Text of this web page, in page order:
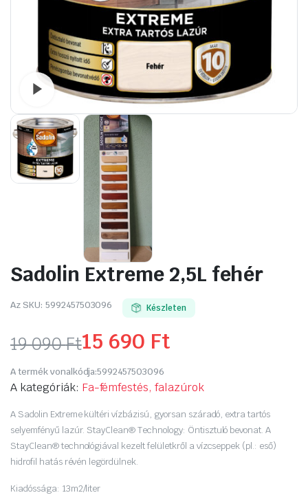
Watch video
Sadolin Extreme 2,5L fehér
Az SKU: 5992457503096 Készleten
19 090Ft
Original
price
was:
19
090 Ft.
15 690 Ft
Current
price
is:
15
690 Ft.
A termék vonalkódja:5992457503096
A kategóriák: Fa-fémfestés, falazúrok
A Sadolin Extreme kültéri vízbázisú, gyorsan száradó, extra tartós
selyemfényű lazúr. StayClean® Technology: Öntisztuló bevonat. A
StayClean® technológiával kezelt felületkről a vízcseppek (pl.: eső)
hidrofil hatás révén legördülnek.
Kiadóssága: 13m2/liter